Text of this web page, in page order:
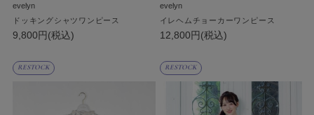
evelyn
ドッキングシャツワンピース
9,800円(税込)
evelyn
イレヘムチョーカーワンピース
12,800円(税込)
RESTOCK RESTOCK